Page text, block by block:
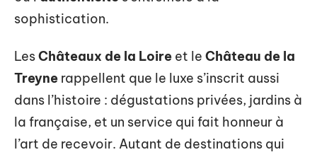
sophistication.
LesChâteaux de la Loire et le Château de la
Treyne rappellent que le luxe s’inscrit aussi
dans l’histoire : dégustations privées, jardins à
la française, et un service qui fait honneur à
l’art de recevoir. Autant de destinations qui